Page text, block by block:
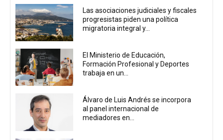
Las asociaciones judiciales y fiscales
progresistas piden una política
migratoria integral y...
El Ministerio de Educación,
Formación Profesional y Deportes
trabaja en un...
Álvaro de Luis Andrés se incorpora
al panel internacional de
mediadores en...